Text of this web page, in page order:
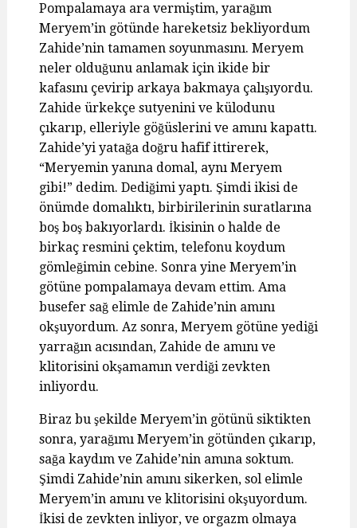
Pompalamaya ara vermiştim, yarağım
Meryem’in götünde hareketsiz bekliyordum
Zahide’nin tamamen soyunmasını. Meryem
neler olduğunu anlamak için ikide bir
kafasını çevirip arkaya bakmaya çalışıyordu.
Zahide ürkekçe sutyenini ve külodunu
çıkarıp, elleriyle göğüslerini ve amını kapattı.
Zahide’yi yatağa doğru hafif ittirerek,
“Meryemin yanına domal, aynı Meryem
gibi!” dedim. Dediğimi yaptı. Şimdi ikisi de
önümde domalıktı, birbirilerinin suratlarına
boş boş bakıyorlardı. İkisinin o halde de
birkaç resmini çektim, telefonu koydum
gömleğimin cebine. Sonra yine Meryem’in
götüne pompalamaya devam ettim. Ama
busefer sağ elimle de Zahide’nin amını
okşuyordum. Az sonra, Meryem götüne yediği
yarrağın acısından, Zahide de amını ve
klitorisini okşamamın verdiği zevkten
inliyordu.
Biraz bu şekilde Meryem’in götünü siktikten
sonra, yarağımı Meryem’in götünden çıkarıp,
sağa kaydım ve Zahide’nin amına soktum.
Şimdi Zahide’nin amını sikerken, sol elimle
Meryem’in amını ve klitorisini okşuyordum.
İkisi de zevkten inliyor, ve orgazm olmaya